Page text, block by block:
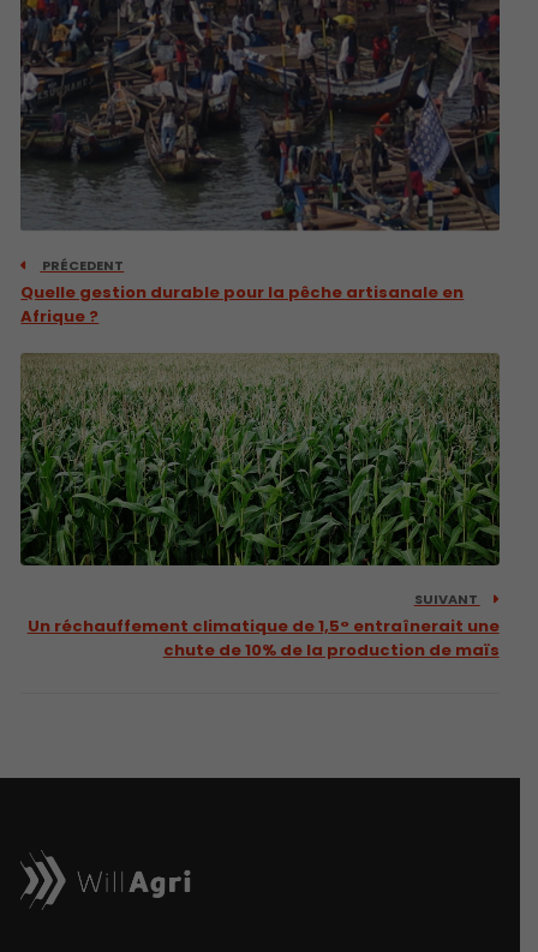
PRÉCEDENT
Quelle gestion durable pour la pêche artisanale en
Afrique ?
SUIVANT
Un réchauffement climatique de 1,5° entraînerait une
chute de 10% de la production de maïs